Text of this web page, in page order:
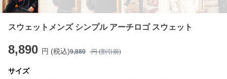
スウェットメンズ シンプル アーチロゴ スウェット
8,890 円 (税込)9,880 円 (割引前)
サイズ